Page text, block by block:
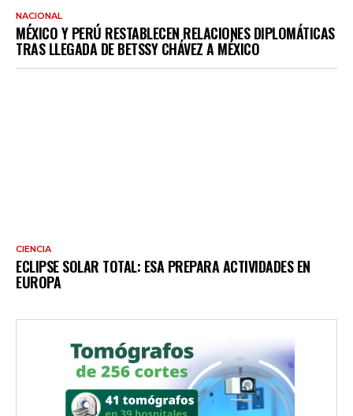
NACIONAL
MÉXICO Y PERÚ RESTABLECEN RELACIONES DIPLOMÁTICAS
TRAS LLEGADA DE BETSSY CHÁVEZ A MÉXICO
CIENCIA
ECLIPSE SOLAR TOTAL: ESA PREPARA ACTIVIDADES EN
EUROPA